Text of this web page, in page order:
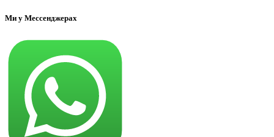
Ми у Мессенджерах